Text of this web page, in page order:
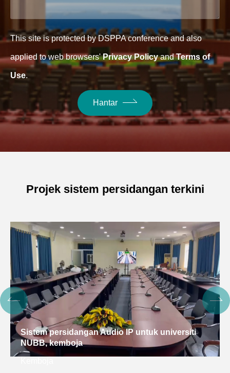
This site is protected by DSPPA conference and also
applied to web browsers'Privacy PolicyandTerms of
Use.
Hantar
Projek sistem persidangan terkini
Sistem persidangan Audio IP untuk universiti
NUBB, kemboja